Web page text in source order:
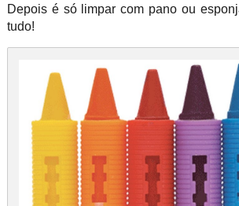
Depois é só limpar com pano ou
tudo!